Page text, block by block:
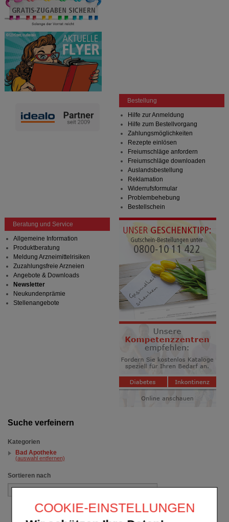
COOKIE-EINSTELLUNGEN
Suche verfeinern
Kategorien
Bad Apotheke
(auswahl entfernen)
Sortieren nach
Bestellung
Hilfe zur Anmeldung
Hilfe zum Bestellvorgang
Zahlungsmöglichkeiten
Rezepte einlösen
Freiumschläge anfordern
Freiumschläge downloaden
Auslandsbestellung
Reklamation
Widerrufsformular
Problembehebung
Bestellschein
Beratung und Service
Allgemeine Information
Produktberatung
Meldung Arzneimittelrisiken
Zuzahlungsfreie Arzneien
Angebote & Downloads
Newsletter
Neukundenprämie
Stellenangebote